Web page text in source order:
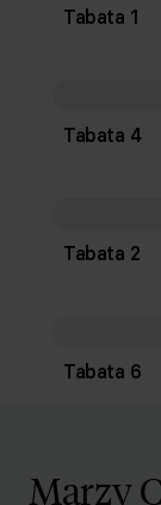
Tabata 1
Tabata 4
Tabata 2
Tabata 6
Marzy